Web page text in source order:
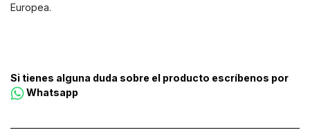
Europea.
Si tienes alguna duda sobre el producto escríbenos por
Whatsapp